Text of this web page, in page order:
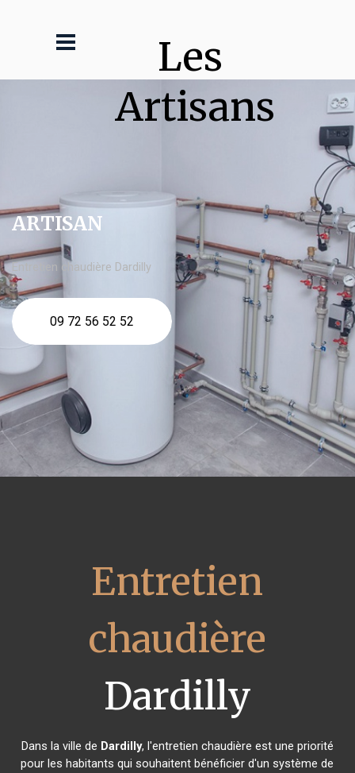
Les
Artisans
ARTISAN
Entretien chaudière Dardilly
09 72 56 52 52
Entretien
chaudière
Dardilly
Dans la ville de Dardilly, l'entretien chaudière est une priorité
pour les habitants qui souhaitent bénéficier d'un système de